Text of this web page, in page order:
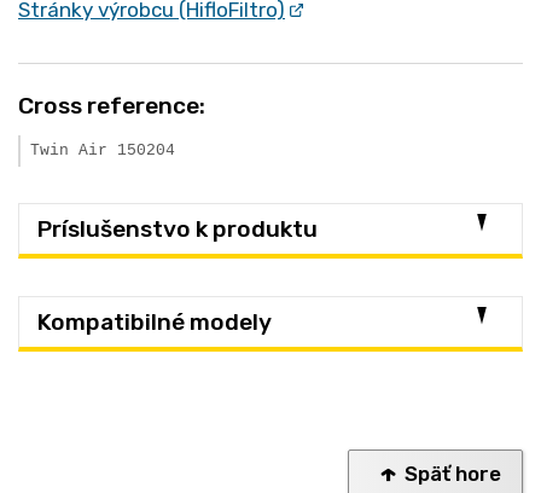
Stránky výrobcu (HifloFiltro)
Cross reference:
Twin Air 150204
Príslušenstvo k produktu
Kompatibilné modely
Späť hore